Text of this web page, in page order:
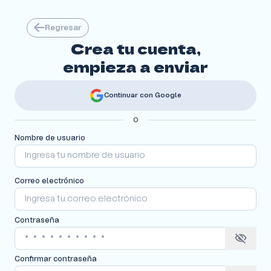
Regresar
Crea tu cuenta,
empieza a enviar
Continuar con Google
O
Nombre de usuario
Correo electrónico
Contraseña
visibility_off
Confirmar contraseña